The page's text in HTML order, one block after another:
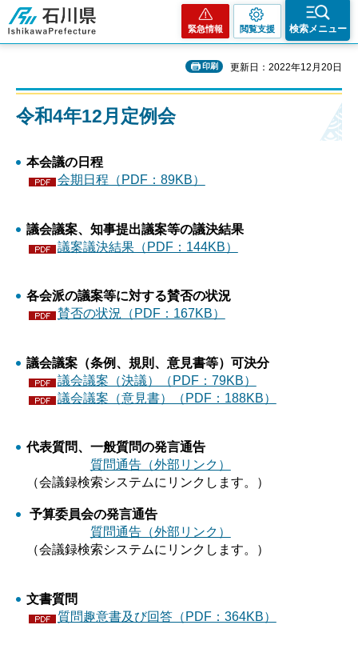
石川県
緊急情報 閲覧支援 検索メニュー
印刷 更新日：2022年12月20日
令和4年12月定例会
本会議の日程
会期日程（PDF：89KB）
議会議案、知事提出議案等の議決結果
議案議決結果（PDF：144KB）
各会派の議案等に対する賛否の状況
賛否の状況（PDF：167KB）
議会議案（条例、規則、意見書等）可決分
議会議案（決議）（PDF：79KB）
議会議案（意見書）（PDF：188KB）
代表質問、一般質問の発言通告
質問通告（外部リンク）
（会議録検索システムにリンクします。）
予算委員会の発言通告
質問通告（外部リンク）
（会議録検索システムにリンクします。）
文書質問
質問趣意書及び回答（PDF：364KB）